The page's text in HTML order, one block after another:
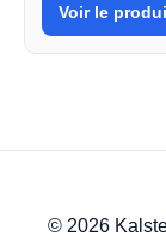
Voir le
© 2026